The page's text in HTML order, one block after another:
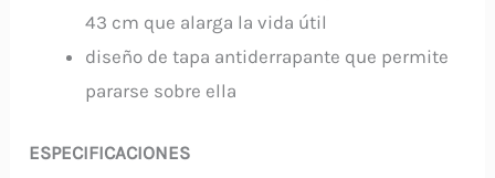
43 cm que alarga la vida útil
diseño de tapa antiderrapante que permite
pararse sobre ella
ESPECIFICACIONES